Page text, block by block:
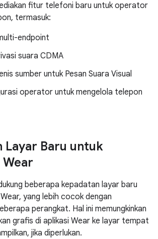
fitur telefoni baru untuk operator
termasuk:
endpoint
suara CDMA
sumber untuk Pesan Suara Visual
operator untuk mengelola telepon
Layar Baru untuk
beberapa kepadatan layar baru
yang lebih cocok dengan
perangkat. Hal ini memungkinkan
grafis di aplikasi Wear ke layar tempat
jika diperlukan.